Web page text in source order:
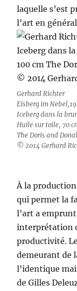
laquelle s’est
l’art en
Gerhard Richter
Eisberg im
Iceberg dans la
Huile sur toile, 70
The Doris and
© 2014 Gerhard
À la
qui permet la
l’art a
interprétation
productivité.
demeurant de
l’identique
de Gilles